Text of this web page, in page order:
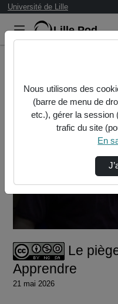
Université de Lille
Lille.Pod
Le
Le
Apprendre
21 mai 2026
Nous utilisons des
(barre de menu de
etc.), gérer la session
trafic du site
En